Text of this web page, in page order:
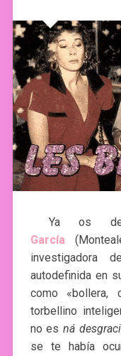
Ya os
García
investigadora
autodefinida en
como
torbellino
no esná
se te había